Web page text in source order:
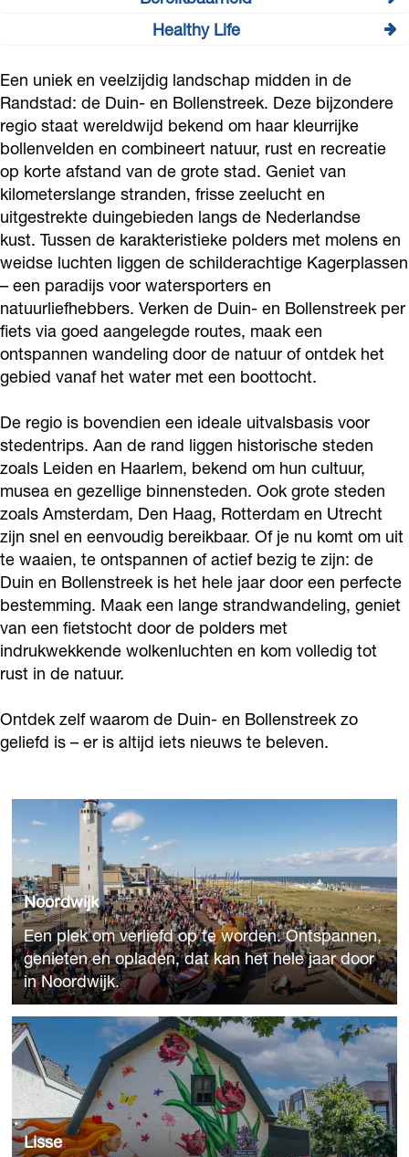
t
i
i
t
e
i
t
e
n
k
a
l
e
n
d
e
e
n
a
c
h
t
e
n
B
e
e
i
k
b
a
a
r
h
e
i
d
Healthy Life
e
a
l
t
h
y
L
i
f
e
Een uniek en veelzijdig landschap midden in de
Randstad: de Duin- en Bollenstreek. Deze bijzondere
regio staat wereldwijd bekend om haar kleurrijke
bollenvelden en combineert natuur, rust en recreatie
op korte afstand van de grote stad. Geniet van
kilometerslange stranden, frisse zeelucht en
uitgestrekte duingebieden langs de Nederlandse
kust. Tussen de karakteristieke polders met molens en
weidse luchten liggen de schilderachtige Kagerplassen
– een paradijs voor watersporters en
natuurliefhebbers. Verken de Duin- en Bollenstreek per
fiets via goed aangelegde routes, maak een
ontspannen wandeling door de natuur of ontdek het
gebied vanaf het water met een boottocht.
De regio is bovendien een ideale uitvalsbasis voor
stedentrips. Aan de rand liggen historische steden
zoals Leiden en Haarlem, bekend om hun cultuur,
musea en gezellige binnensteden. Ook grote steden
zoals Amsterdam, Den Haag, Rotterdam en Utrecht
zijn snel en eenvoudig bereikbaar. Of je nu komt om uit
te waaien, te ontspannen of actief bezig te zijn: de
Duin en Bollenstreek is het hele jaar door een perfecte
bestemming. Maak een lange strandwandeling, geniet
van een fietstocht door de polders met
indrukwekkende wolkenluchten en kom volledig tot
rust in de natuur.
Ontdek zelf waarom de Duin- en Bollenstreek zo
geliefd is – er is altijd iets nieuws te beleven.
Noordwijk
Een plek om verliefd op te worden. Ontspannen,
genieten en opladen, dat kan het hele jaar door
in Noordwijk.
o
r
d
w
i
j
k
Lisse
L
i
s
s
e